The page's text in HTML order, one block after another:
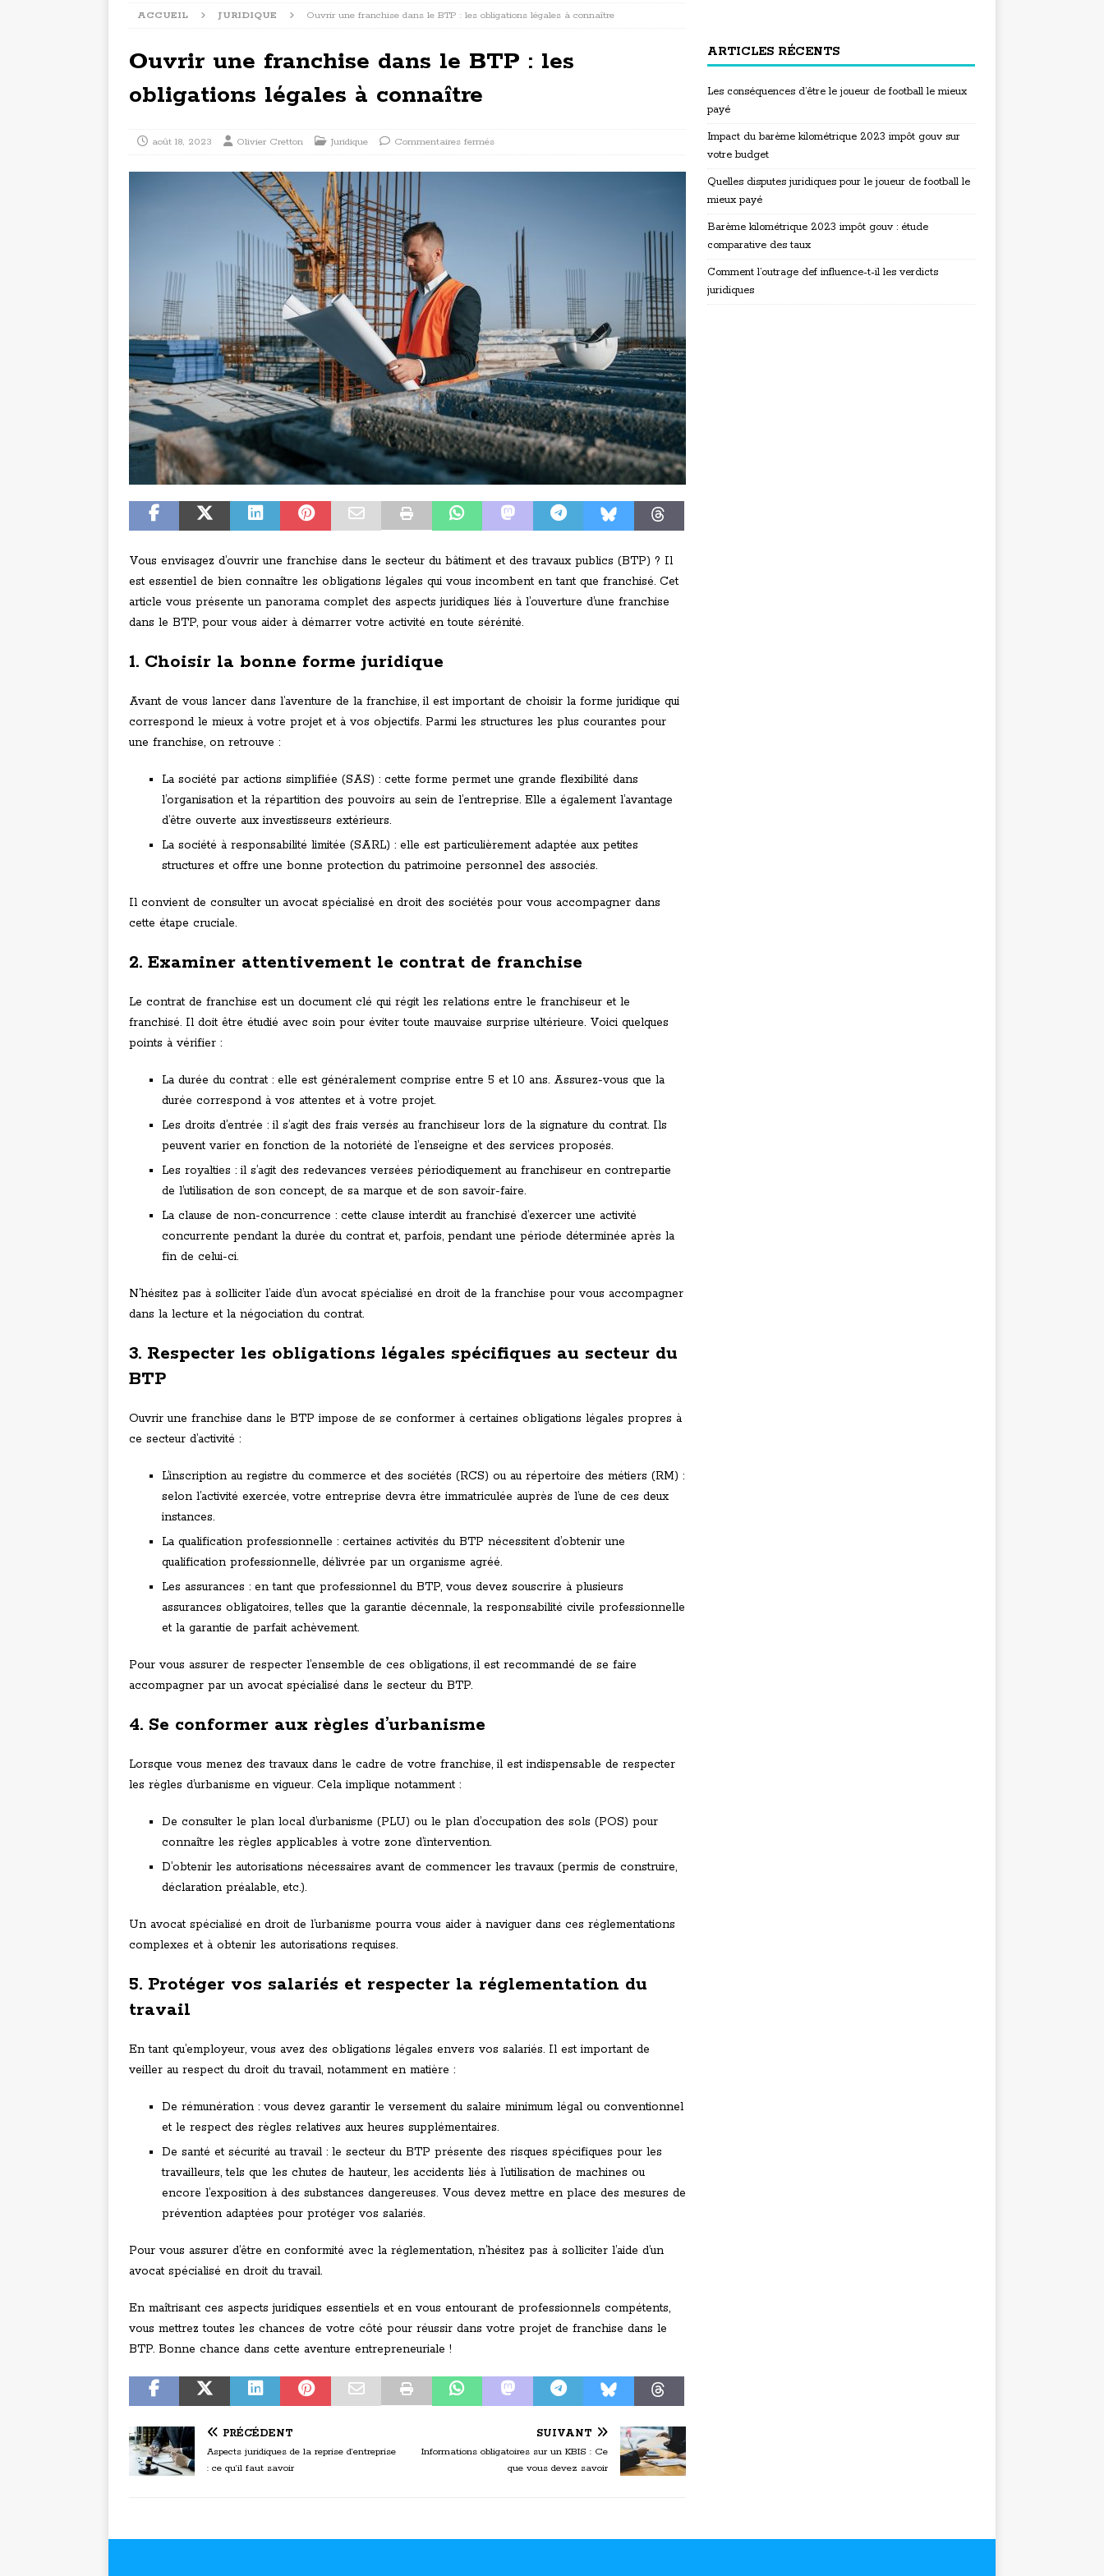
ACCUEIL JURIDIQUE Ouvrir une franchise dans le BTP : les obligations légales à connaître
Ouvrir une franchise dans le BTP : les
obligations légales à connaître
août 18, 2023 Olivier Cretton Juridique Commentaires fermés
Vous envisagez d’ouvrir une franchise dans le secteur du bâtiment et des travaux publics (BTP) ? Il
est essentiel de bien connaître les obligations légales qui vous incombent en tant que franchisé. Cet
article vous présente un panorama complet des aspects juridiques liés à l’ouverture d’une franchise
dans le BTP, pour vous aider à démarrer votre activité en toute sérénité.
1. Choisir la bonne forme juridique
Avant de vous lancer dans l’aventure de la franchise, il est important de choisir la forme juridique qui
correspond le mieux à votre projet et à vos objectifs. Parmi les structures les plus courantes pour
une franchise, on retrouve :
La société par actions simplifiée (SAS) : cette forme permet une grande flexibilité dans
l’organisation et la répartition des pouvoirs au sein de l’entreprise. Elle a également l’avantage
d’être ouverte aux investisseurs extérieurs.
La société à responsabilité limitée (SARL) : elle est particulièrement adaptée aux petites
structures et offre une bonne protection du patrimoine personnel des associés.
Il convient de consulter un avocat spécialisé en droit des sociétés pour vous accompagner dans
cette étape cruciale.
2. Examiner attentivement le contrat de franchise
Le contrat de franchise est un document clé qui régit les relations entre le franchiseur et le
franchisé. Il doit être étudié avec soin pour éviter toute mauvaise surprise ultérieure. Voici quelques
points à vérifier :
La durée du contrat : elle est généralement comprise entre 5 et 10 ans. Assurez-vous que la
durée correspond à vos attentes et à votre projet.
Les droits d’entrée : il s’agit des frais versés au franchiseur lors de la signature du contrat. Ils
peuvent varier en fonction de la notoriété de l’enseigne et des services proposés.
Les royalties : il s’agit des redevances versées périodiquement au franchiseur en contrepartie
de l’utilisation de son concept, de sa marque et de son savoir-faire.
La clause de non-concurrence : cette clause interdit au franchisé d’exercer une activité
concurrente pendant la durée du contrat et, parfois, pendant une période déterminée après la
fin de celui-ci.
N’hésitez pas à solliciter l’aide d’un avocat spécialisé en droit de la franchise pour vous accompagner
dans la lecture et la négociation du contrat.
3. Respecter les obligations légales spécifiques au secteur du
BTP
Ouvrir une franchise dans le BTP impose de se conformer à certaines obligations légales propres à
ce secteur d’activité :
L’inscription au registre du commerce et des sociétés (RCS) ou au répertoire des métiers (RM) :
selon l’activité exercée, votre entreprise devra être immatriculée auprès de l’une de ces deux
instances.
La qualification professionnelle : certaines activités du BTP nécessitent d’obtenir une
qualification professionnelle, délivrée par un organisme agréé.
Les assurances : en tant que professionnel du BTP, vous devez souscrire à plusieurs
assurances obligatoires, telles que la garantie décennale, la responsabilité civile professionnelle
et la garantie de parfait achèvement.
Pour vous assurer de respecter l’ensemble de ces obligations, il est recommandé de se faire
accompagner par un avocat spécialisé dans le secteur du BTP.
4. Se conformer aux règles d’urbanisme
Lorsque vous menez des travaux dans le cadre de votre franchise, il est indispensable de respecter
les règles d’urbanisme en vigueur. Cela implique notamment :
De consulter le plan local d’urbanisme (PLU) ou le plan d’occupation des sols (POS) pour
connaître les règles applicables à votre zone d’intervention.
D’obtenir les autorisations nécessaires avant de commencer les travaux (permis de construire,
déclaration préalable, etc.).
Un avocat spécialisé en droit de l’urbanisme pourra vous aider à naviguer dans ces réglementations
complexes et à obtenir les autorisations requises.
5. Protéger vos salariés et respecter la réglementation du
travail
En tant qu’employeur, vous avez des obligations légales envers vos salariés. Il est important de
veiller au respect du droit du travail, notamment en matière :
De rémunération : vous devez garantir le versement du salaire minimum légal ou conventionnel
et le respect des règles relatives aux heures supplémentaires.
De santé et sécurité au travail : le secteur du BTP présente des risques spécifiques pour les
travailleurs, tels que les chutes de hauteur, les accidents liés à l’utilisation de machines ou
encore l’exposition à des substances dangereuses. Vous devez mettre en place des mesures de
prévention adaptées pour protéger vos salariés.
Pour vous assurer d’être en conformité avec la réglementation, n’hésitez pas à solliciter l’aide d’un
avocat spécialisé en droit du travail.
En maîtrisant ces aspects juridiques essentiels et en vous entourant de professionnels compétents,
vous mettrez toutes les chances de votre côté pour réussir dans votre projet de franchise dans le
BTP. Bonne chance dans cette aventure entrepreneuriale !
PRÉCÉDENT
Aspects juridiques de la reprise d’entreprise
: ce qu’il faut savoir
SUIVANT
Informations obligatoires sur un KBIS : Ce
que vous devez savoir
ARTICLES RÉCENTS
Les conséquences d’être le joueur de football le mieux
payé
Impact du barème kilométrique 2023 impôt gouv sur
votre budget
Quelles disputes juridiques pour le joueur de football le
mieux payé
Barème kilométrique 2023 impôt gouv : étude
comparative des taux
Comment l’outrage def influence-t-il les verdicts
juridiques